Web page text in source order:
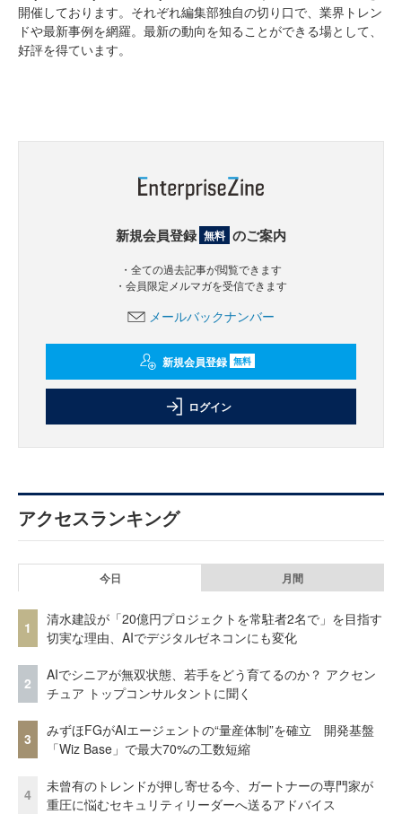
開催しております。それぞれ編集部独自の切り口で、業界トレン
ドや最新事例を網羅。最新の動向を知ることができる場として、
好評を得ています。
新規会員登録 無料 のご案内
・全ての過去記事が閲覧できます
・会員限定メルマガを受信できます
メールバックナンバー
新規会員登録 無料
ログイン
アクセスランキング
今日 月間
1
清水建設が「20億円プロジェクトを常駐者2名で」を目指す
切実な理由、AIでデジタルゼネコンにも変化
2
AIでシニアが無双状態、若手をどう育てるのか？ アクセン
チュア トップコンサルタントに聞く
3
みずほFGがAIエージェントの“量産体制”を確立 開発基盤
「Wiz Base」で最大70%の工数短縮
4
未曾有のトレンドが押し寄せる今、ガートナーの専門家が
重圧に悩むセキュリティリーダーへ送るアドバイス